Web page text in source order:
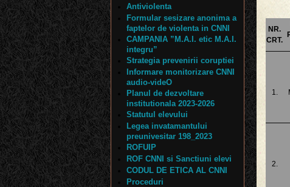
NR.
CRT.
1.
2.
Antiviolenta
Formular sesizare anonima a
faptelor de violenta in CNNI
CAMPANIA ”M.A.I. etic M.A.I.
integru”
Strategia prevenirii coruptiei
Informare monitorizare CNNI
audio-videO
Planul de dezvoltare
institutionala 2023-2026
Statutul elevului
Legea invatamantului
preunivesitar 198_2023
ROFUIP
ROF CNNI si Sanctiuni elevi
CODUL DE ETICA AL CNNI
Proceduri